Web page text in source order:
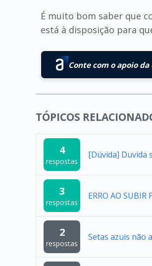
É muito bom saber que
está à disposição para
Conte com o apoio
TÓPICOS
4
respostas
[Dúvida] Duvida
3
respostas
ERRO AO SUBIR
2
respostas
Setas azuis não